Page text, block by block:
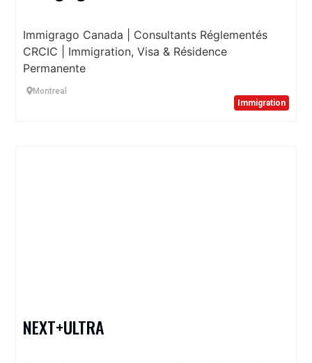
Immigrago Canada | Consultants Réglementés
CRCIC | Immigration, Visa & Résidence
Permanente
Montreal
Immigration
NEXT+ULTRA